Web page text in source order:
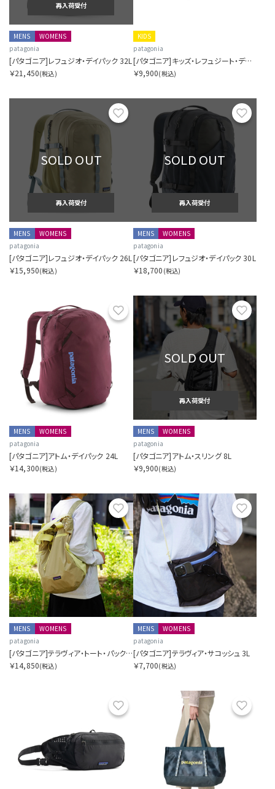
再入荷受付
MENS
WOMENS
patagonia
[パタゴニア]レフュジオ・デイパック 32L
￥21,450(税込)
KIDS
patagonia
[パタゴニア]キッズ・レフュジート・デイパック 12L
￥9,900(税込)
お気に入り
SOLD OUT
再入荷受付
MENS
WOMENS
patagonia
[パタゴニア]レフュジオ・デイパック 26L
￥15,950(税込)
SOLD OUT
再入荷受付
MENS
WOMENS
patagonia
[パタゴニア]レフュジオ・デイパック 30L
￥18,700 (税込)
お気に入り
MENS
WOMENS
patagonia
[パタゴニア]アトム・デイパック 24L
￥14,300(税込)
お気
SOLD OUT
再入荷受付
MENS
WOMENS
patagonia
[パタゴニア]アトム・スリング 8L
￥9,900(税込)
お気に入り
MENS
WOMENS
patagonia
[パタゴニア]テラヴィア・トート・パック 24L
￥14,850(税込)
MENS
WOMENS
patagonia
[パタゴニア]テラヴィア・サコッシュ 3L
￥7,700(税込)
お気に入り